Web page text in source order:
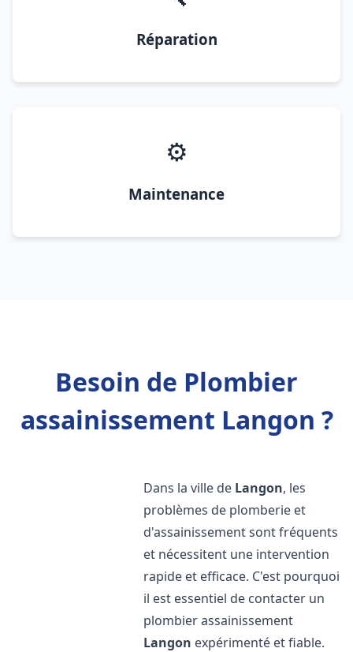
Réparation
⚙️
Maintenance
Besoin de Plombier
assainissement Langon ?
Dans la ville de Langon, les
problèmes de plomberie et
d'assainissement sont fréquents
et nécessitent une intervention
rapide et efficace. C'est pourquoi
il est essentiel de contacter un
plombier assainissement
Langon expérimenté et fiable.